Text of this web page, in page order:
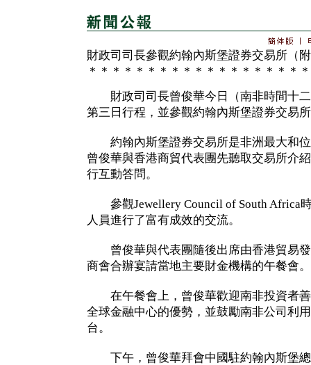
財政司司長參觀約翰內斯堡證券交易所（
＊＊＊＊＊＊＊＊＊＊＊＊＊＊＊＊＊＊
財政司司長曾俊華今日（南非時間十二
第三日行程，並參觀約翰內斯堡證券交易
約翰內斯堡證券交易所是非洲最大和位
曾俊華與香港商貿代表團先聽取交易所介
行互動答問。
參觀Jewellery Council of South Africa
人員進行了富有成效的交流。
曾俊華與代表團隨後出席由香港貿易發
商會合辦宴請當地主要財金機構的午餐會。
在午餐會上，曾俊華歡迎南非投資者善
全球金融中心的優勢，並鼓勵南非公司利
台。
下午，曾俊華拜會中國駐約翰內斯堡總